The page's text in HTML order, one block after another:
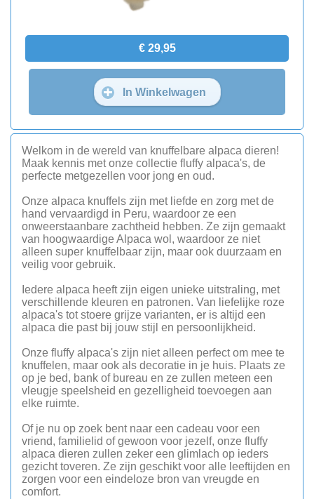
€ 29,95
In Winkelwagen
Welkom in de wereld van knuffelbare alpaca dieren!
Maak kennis met onze collectie fluffy alpaca's, de
perfecte metgezellen voor jong en oud.
Onze alpaca knuffels zijn met liefde en zorg met de
hand vervaardigd in Peru, waardoor ze een
onweerstaanbare zachtheid hebben. Ze zijn gemaakt
van hoogwaardige Alpaca wol, waardoor ze niet
alleen super knuffelbaar zijn, maar ook duurzaam en
veilig voor gebruik.
Iedere alpaca heeft zijn eigen unieke uitstraling, met
verschillende kleuren en patronen. Van liefelijke roze
alpaca's tot stoere grijze varianten, er is altijd een
alpaca die past bij jouw stijl en persoonlijkheid.
Onze fluffy alpaca's zijn niet alleen perfect om mee te
knuffelen, maar ook als decoratie in je huis. Plaats ze
op je bed, bank of bureau en ze zullen meteen een
vleugje speelsheid en gezelligheid toevoegen aan
elke ruimte.
Of je nu op zoek bent naar een cadeau voor een
vriend, familielid of gewoon voor jezelf, onze fluffy
alpaca dieren zullen zeker een glimlach op ieders
gezicht toveren. Ze zijn geschikt voor alle leeftijden en
zorgen voor een eindeloze bron van vreugde en
comfort.